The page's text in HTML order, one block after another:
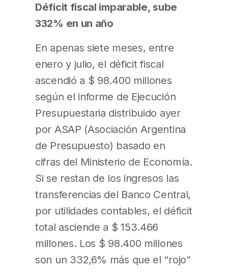
Déficit fiscal imparable, sube
332% en un año
En apenas siete meses, entre
enero y julio, el déficit fiscal
ascendió a $ 98.400 millones
según el informe de Ejecución
Presupuestaria distribuido ayer
por ASAP (Asociación Argentina
de Presupuesto) basado en
cifras del Ministerio de Economía.
Si se restan de los ingresos las
transferencias del Banco Central,
por utilidades contables, el déficit
total asciende a $ 153.466
millones. Los $ 98.400 millones
son un 332,6% más que el “rojo”